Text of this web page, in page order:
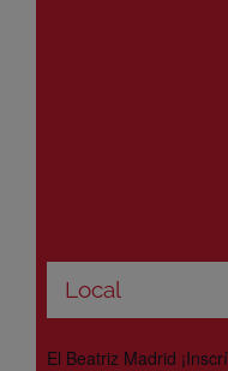
Local
El Beatriz Madrid